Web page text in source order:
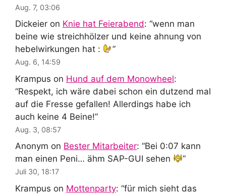
Aug. 7, 03:06
Dickeier on Knie hat Feierabend: “wenn man
beine wie streichhölzer und keine ahnung von
hebelwirkungen hat :
”
Aug. 6, 14:59
Krampus on Hund auf dem Monowheel:
“Respekt, ich wäre dabei schon ein dutzend mal
auf die Fresse gefallen! Allerdings habe ich
auch keine 4 Beine!”
Aug. 3, 08:57
Anonym on Bester Mitarbeiter: “Bei 0:07 kann
man einen Peni… ähm SAP-GUI sehen
”
Juli 30, 18:17
Krampus on Mottenparty: “für mich sieht das